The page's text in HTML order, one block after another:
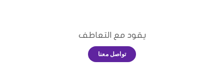
يقود مع التعاطف
تواصل معنا